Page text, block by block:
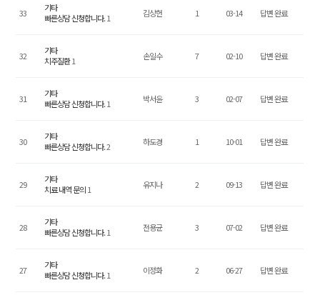
33
기타
빠른상담 신청합니다.1 김상헌 1 03-14 답변 완료
32
기타
치주질환1 손일수 7 02-10 답변 완료
31
기타
빠른상담 신청합니다.1 박서윤 3 02-07 답변 완료
30
기타
빠른상담 신청합니다.2 하도경 1 10-01 답변 완료
29
기타
치료 내역 문의1 유지나 2 09-13 답변 완료
28
기타
빠른상담 신청합니다.1 전용균 3 07-02 답변 완료
27
기타
빠른상담 신청합니다.1 이정화 2 06-27 답변 완료